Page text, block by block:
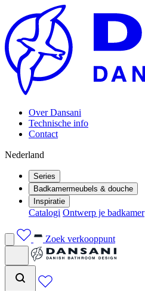
Over Dansani
Technische info
Contact
Nederland
Series
Badkamermeubels & douche
Inspiratie
Catalogi Ontwerp je badkamer
Zoek verkooppunt